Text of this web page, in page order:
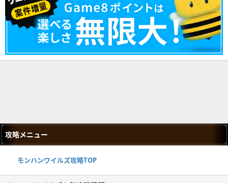
攻略メニュー
モンハンワイルズ攻略TOP